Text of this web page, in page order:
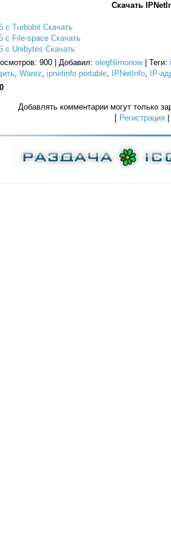
Скачать
с Turbobit Скачать
с File-space Скачать
с Unibytes Скачать
: 900 | Добавил: olegfilimonow| Теги:
, Warez, ipnetinfo portable, IPNetInfo, IP-
0
Добавлять комментарии могут только
[ Регистрация